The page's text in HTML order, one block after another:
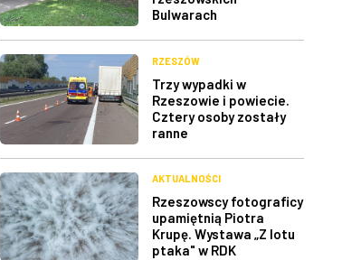
Bulwarach
RZESZÓW
Trzy wypadki w
Rzeszowie i powiecie.
Cztery osoby zostały
ranne
AKTUALNOŚCI
Rzeszowscy fotograficy
upamiętnią Piotra
Krupę. Wystawa „Z lotu
ptaka" w RDK